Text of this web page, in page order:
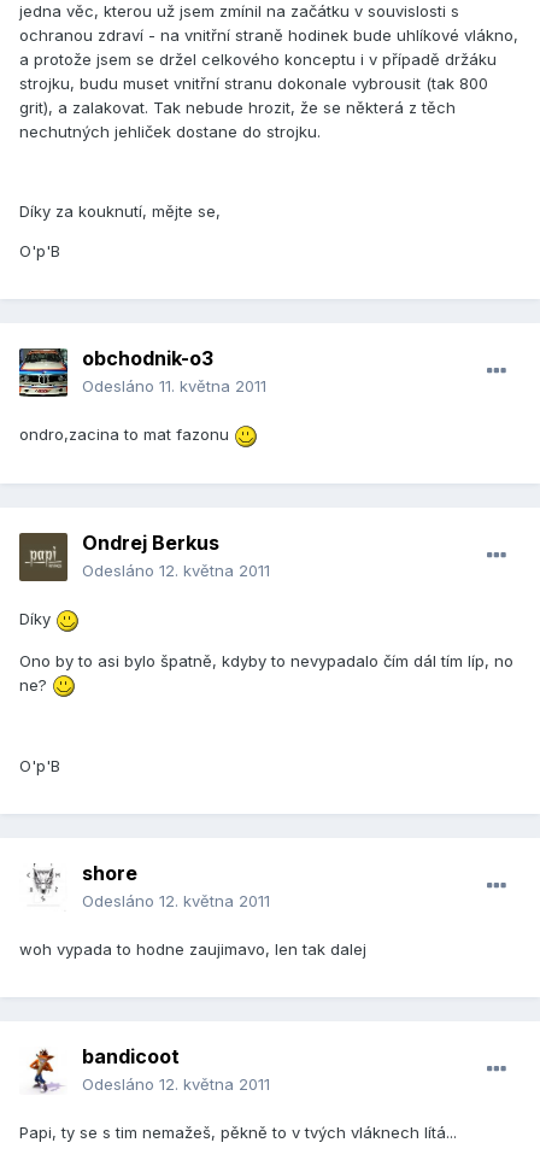
jedna věc, kterou už jsem zmínil na začátku v souvislosti s
ochranou zdraví - na vnitřní straně hodinek bude uhlíkové vlákno,
a protože jsem se držel celkového konceptu i v případě držáku
strojku, budu muset vnitřní stranu dokonale vybrousit (tak 800
grit), a zalakovat. Tak nebude hrozit, že se některá z těch
nechutných jehliček dostane do strojku.
Díky za kouknutí, mějte se,
O'p'B
obchodnik-o3
Odesláno 11. května 2011
ondro,zacina to mat fazonu
Ondrej Berkus
Odesláno 12. května 2011
Díky
Ono by to asi bylo špatně, kdyby to nevypadalo čím dál tím líp, no
ne?
O'p'B
shore
Odesláno 12. května 2011
woh vypada to hodne zaujimavo, len tak dalej
bandicoot
Odesláno 12. května 2011
Papi, ty se s tim nemažeš, pěkně to v tvých vláknech lítá...